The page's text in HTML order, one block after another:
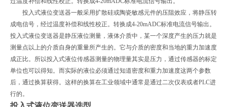
投入式液位变送器一般采用扩散硅或陶瓷敏感元件的压阻效应，将静压转
成电信号，经过温度补偿和线性校正。转换成4-20mADC标准电流信号输出。
投入式液位变送器是静压液位测量，液体介质中，某一个深度产生的压力就是
测量点以上的介质自身的重量所产生的。它与介质的密度和当地的重力加速度
成正比。所以投入式液位传感器测量的物理量其实是压力，通过传感器的标定
单位也可以得知。而实际的液位必须通过知道密度和重力加速度这两个参数
后，通过换算获得。这样的换算在工业领域中通常是通过二次仪表或者PLC进
行的。